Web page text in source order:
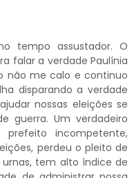
tempo assustador. O
falar a verdade Paulínia
não me calo e continuo
disparando a verdade
nossas eleições se
guerra. Um verdadeiro
incompetente,
perdeu o pleito de
tem alto índice de